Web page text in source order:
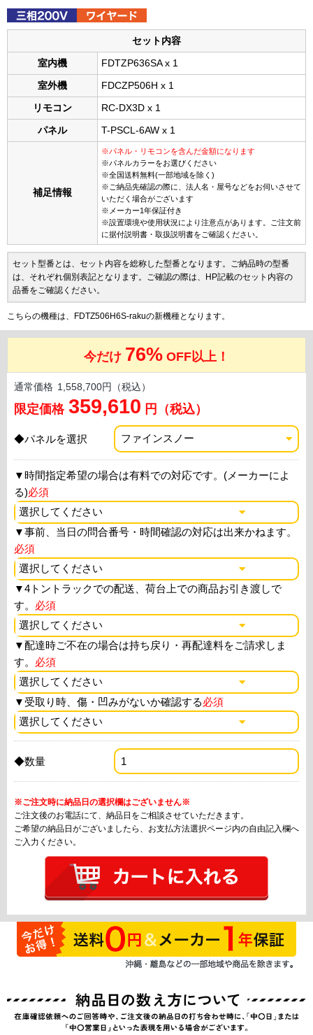
セット内容
室内機 FDTZP636SA x 1
室外機 FDCZP506H x 1
リモコン RC-DX3D x 1
パネル T-PSCL-6AW x 1
補足情報
※パネル・リモコンを含んだ金額になります
※パネルカラーをお選びください
※全国送料無料(一部地域を除く)
※ご納品先確認の際に、法人名・屋号などをお伺いさせて
いただく場合がございます
※メーカー1年保証付き
※設置環境や使用状況により注意点があります。ご注文前
に据付説明書・取扱説明書をご確認ください。
セット型番とは、セット内容を総称した型番となります。ご納品時の型番
は、それぞれ個別表記となります。ご確認の際は、HP記載のセット内容の
品番をご確認ください。
こちらの機種は、FDTZ506H6S-rakuの新機種となります。
今だけ 76% OFF以上！
通常価格 1,558,700円（税込）
限定価格 359,610 円（税込）
◆パネルを選択
▼時間指定希望の場合は有料での対応です。(メーカーによ
る)必須
▼事前、当日の問合番号・時間確認の対応は出来かねます。
必須
▼4トントラックでの配送、荷台上での商品お引き渡しで
す。 必須
▼配達時ご不在の場合は持ち戻り・再配達料をご請求しま
す。 必須
▼ 受取り時、傷・凹みがないか確認する必須
◆数量
※ご注文時に納品日の選択欄はございません※
ご注文後のお電話にて、納品日をご相談させていただきます。
ご希望の納品日がございましたら、お支払方法選択ページ内の自由記入欄へ
ご入力ください。